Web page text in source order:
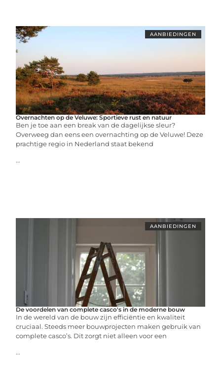
AANBIEDINGEN
Overnachten op de Veluwe: Sportieve rust en natuur
Ben je toe aan een break van de dagelijkse sleur?
Overweeg dan eens een overnachting op de Veluwe! Deze
prachtige regio in Nederland staat bekend
...
AANBIEDINGEN
De voordelen van complete casco's in de moderne bouw
In de wereld van de bouw zijn efficiëntie en kwaliteit
cruciaal. Steeds meer bouwprojecten maken gebruik van
complete casco’s. Dit zorgt niet alleen voor een
...